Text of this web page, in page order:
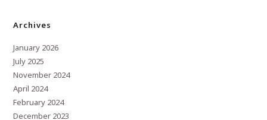
Archives
January 2026
July 2025
November 2024
April 2024
February 2024
December 2023